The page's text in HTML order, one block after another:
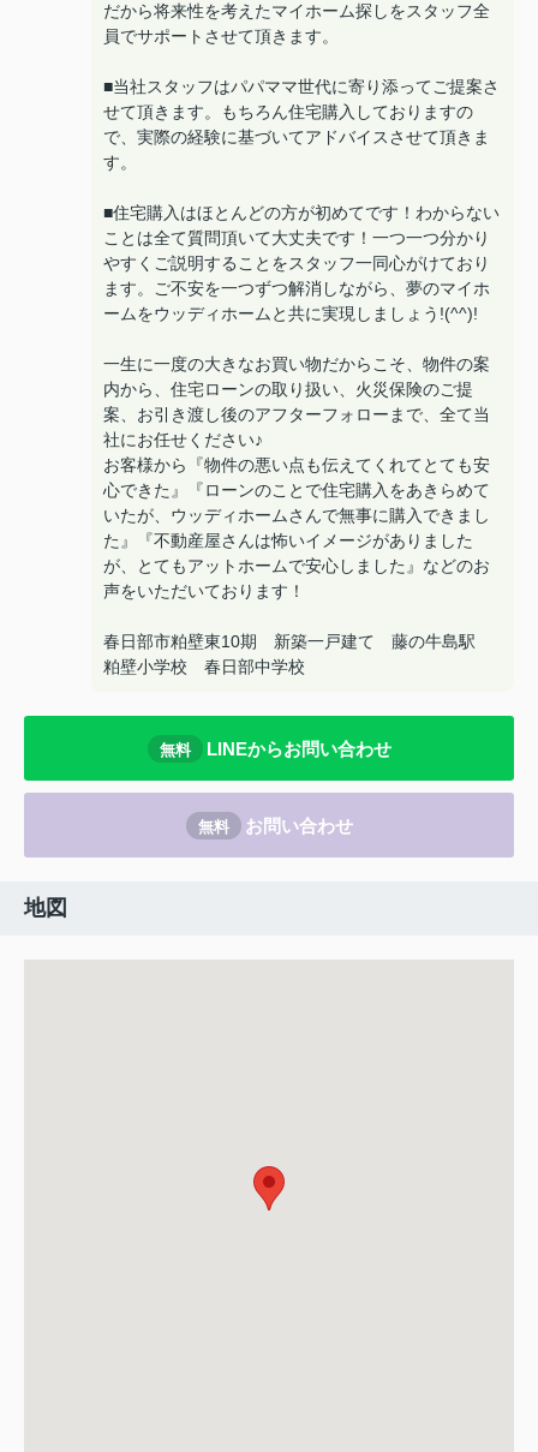
だから将来性を考えたマイホーム探しをスタッフ全
員でサポートさせて頂きます。
■当社スタッフはパパママ世代に寄り添ってご提案さ
せて頂きます。もちろん住宅購入しておりますの
で、実際の経験に基づいてアドバイスさせて頂きま
す。
■住宅購入はほとんどの方が初めてです！わからない
ことは全て質問頂いて大丈夫です！一つ一つ分かり
やすくご説明することをスタッフ一同心がけており
ます。ご不安を一つずつ解消しながら、夢のマイホ
ームをウッディホームと共に実現しましょう!(^^)!
一生に一度の大きなお買い物だからこそ、物件の案
内から、住宅ローンの取り扱い、火災保険のご提
案、お引き渡し後のアフターフォローまで、全て当
社にお任せください♪
お客様から『物件の悪い点も伝えてくれてとても安
心できた』『ローンのことで住宅購入をあきらめて
いたが、ウッディホームさんで無事に購入できまし
た』『不動産屋さんは怖いイメージがありました
が、とてもアットホームで安心しました』などのお
声をいただいております！
春日部市粕壁東10期 新築一戸建て 藤の牛島駅
粕壁小学校 春日部中学校
無料 LINEからお問い合わせ
無料 お問い合わせ
地図